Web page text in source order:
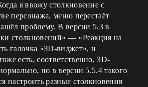
я ввожу столкновение с
персонажа, меню перестаёт
проблему. В версии 5.3 в
столкновений» — «Реакция на
галочка «3D-виджет», и
есть, соответственно, 3D-
но в версии 5.5.4 такого
настроить разные столкновения